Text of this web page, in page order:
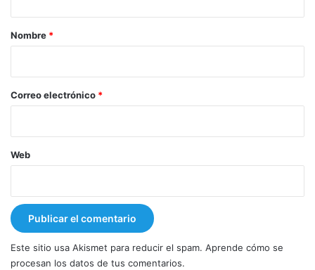
r
*
Nombre *
Correo electrónico *
Web
Este sitio usa Akismet para reducir el spam. Aprende cómo se
procesan los datos de tus comentarios.